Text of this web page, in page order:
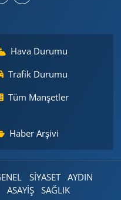
Hava Durumu
Trafik Durumu
Tüm Manşetler
Haber Arşivi
SİYASET
AYDIN
ASAYİŞ SAĞLIK